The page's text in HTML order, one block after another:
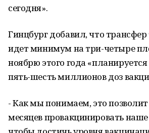
сегодня».
Гинцбург добавил, что
идет минимум на три-четыре
ноябрю этого года
пять-шесть миллионов доз
- Как мы понимаем, это позволит
месяцев провакцинировать